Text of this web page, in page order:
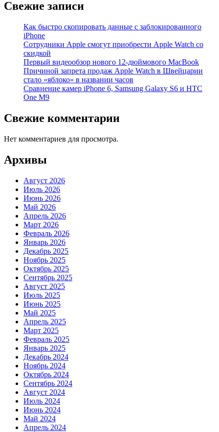
Свежие записи
Как быстро скопировать данные с заблокированного
iPhone
Сотрудники Apple смогут приобрести Apple Watch со
скидкой
Первый видеообзор нового 12-дюймового MacBook
Причиной запрета продаж Apple Watch в Швейцарии
стало «яблоко» в названии часов
Cравнение камер iPhone 6, Samsung Galaxy S6 и HTC
One M9
Свежие комментарии
Нет комментариев для просмотра.
Архивы
Август 2026
Июль 2026
Июнь 2026
Май 2026
Апрель 2026
Март 2026
Февраль 2026
Январь 2026
Декабрь 2025
Ноябрь 2025
Октябрь 2025
Сентябрь 2025
Август 2025
Июль 2025
Июнь 2025
Май 2025
Апрель 2025
Март 2025
Февраль 2025
Январь 2025
Декабрь 2024
Ноябрь 2024
Октябрь 2024
Сентябрь 2024
Август 2024
Июль 2024
Июнь 2024
Май 2024
Апрель 2024